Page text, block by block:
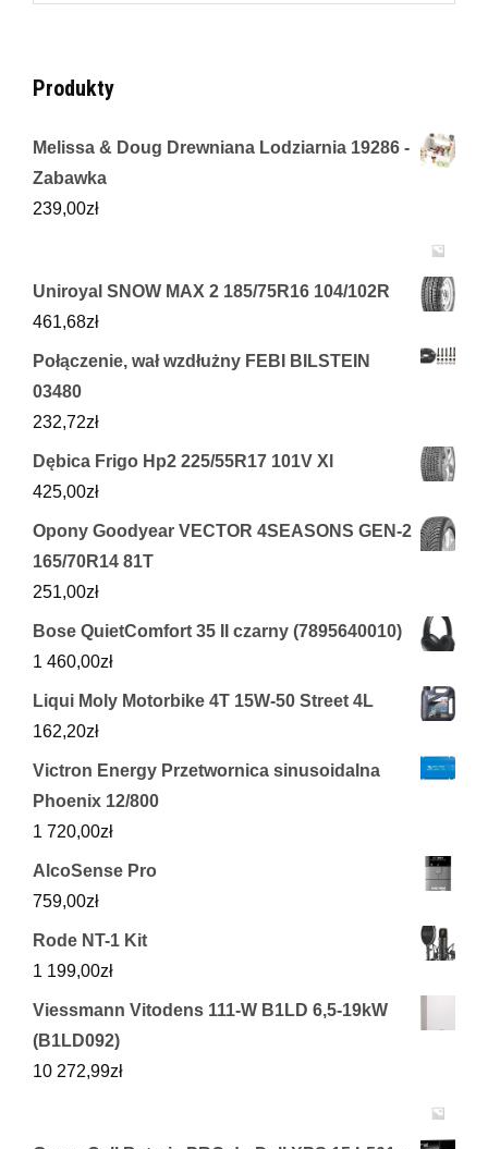
for:
Produkty
Melissa & Doug Drewniana Lodziarnia 19286 -
Zabawka
239,00zł
Uniroyal SNOW MAX 2 185/75R16 104/102R
461,68zł
Połączenie, wał wzdłużny FEBI BILSTEIN
03480
232,72zł
Dębica Frigo Hp2 225/55R17 101V Xl
425,00zł
Opony Goodyear VECTOR 4SEASONS GEN-2
165/70R14 81T
251,00zł
Bose QuietComfort 35 II czarny (7895640010)
1 460,00zł
Liqui Moly Motorbike 4T 15W-50 Street 4L
162,20zł
Victron Energy Przetwornica sinusoidalna
Phoenix 12/800
1 720,00zł
AlcoSense Pro
759,00zł
Rode NT-1 Kit
1 199,00zł
Viessmann Vitodens 111-W B1LD 6,5-19kW
(B1LD092)
10 272,99zł